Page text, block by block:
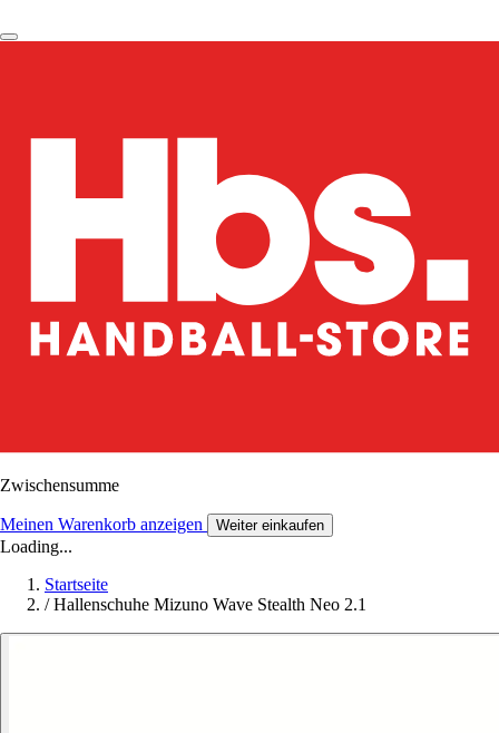
Zwischensumme
Meinen Warenkorb anzeigen Weiter einkaufen
Loading...
Startseite
/ Hallenschuhe Mizuno Wave Stealth Neo 2.1